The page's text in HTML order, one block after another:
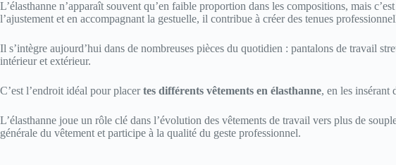
L’élasthanne n’apparaît souvent qu’en faible proportion dans les compositions, mais
l’ajustement et en accompagnant la gestuelle, il contribue à créer des tenues
Il s’intègre aujourd’hui dans de nombreuses pièces du quotidien : pantalons de travail
intérieur et extérieur.
C’est l’endroit idéal pour placertes différents vêtements en élasthanne, en les insérant
L’élasthanne joue un rôle clé dans l’évolution des vêtements de travail vers plus de
générale du vêtement et participe à la qualité du geste professionnel.